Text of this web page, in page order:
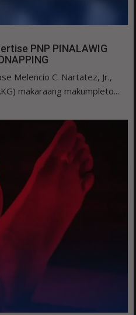
PNP PINALAWIG
Melencio C. Nartatez, Jr.,
makaraang makumpleto...